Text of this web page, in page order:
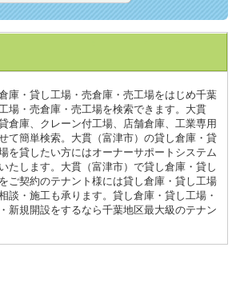
庫・貸し工場・売倉庫・売工場をはじめ千葉
場・売倉庫・売工場を検索できます。大貫
倉庫、クレーン付工場、店舗倉庫、工業専用
て簡単検索。大貫（富津市）の貸し倉庫・貸
を貸したい方にはオーナーサポートシステム
たします。大貫（富津市）で貸し倉庫・貸し
ご契約のテナント様には貸し倉庫・貸し工場
談・施工も承ります。貸し倉庫・貸し工場・
新規開設をするなら千葉地区最大級のテナン